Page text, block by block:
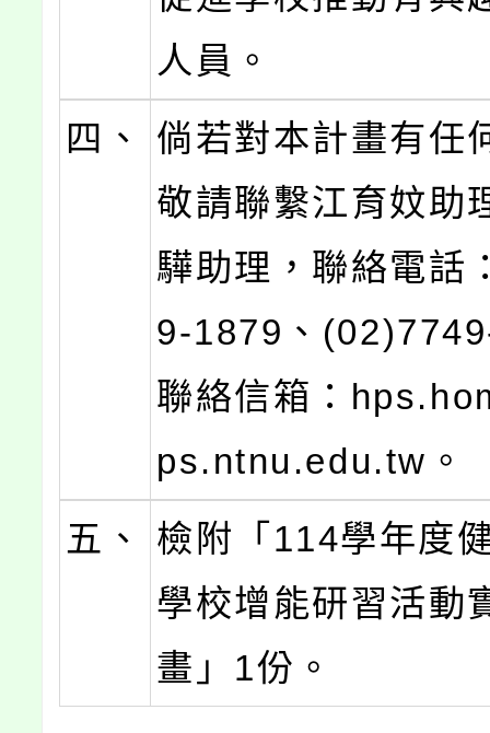
人員。
四、
倘若對本計畫有任
敬請聯繫江育妏助
驊助理，聯絡電話
9-1879、
聯絡信箱：
ps.ntnu.edu.tw。
五、
檢附「114學年度
學校增能研習活動
畫」1份。